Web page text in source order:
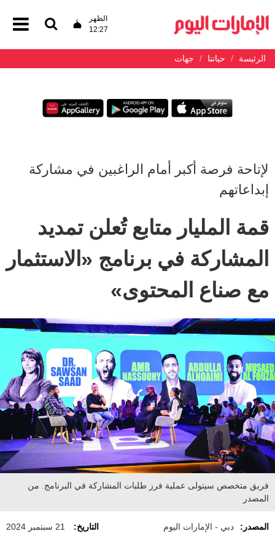
الظهر
12:27
الرئيسة حياتنا جهات
لإتاحة فرصة أكبر أمام الراغبين في مشاركة
إبداعاتهم
قمة المليار متابع تُعلن تمديد
المشاركة في برنامج «الاستثمار
مع صناع المحتوى»
فريق متخصص سيتولى عملية فرز طلبات المشاركة في البرنامج. من
المصدر
المصدر: دبي - الإمارات اليوم التاريخ: 21 سبتمبر 2024